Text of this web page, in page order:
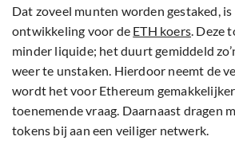
Dat zoveel munten worden gestaked,
ontwikkeling voor de ETH koers. Deze
minder liquide; het duurt gemiddeld
weer te unstaken. Hierdoor neemt de
wordt het voor Ethereum
toenemende vraag. Daarnaast dragen
tokens bij aan een veiliger netwerk.